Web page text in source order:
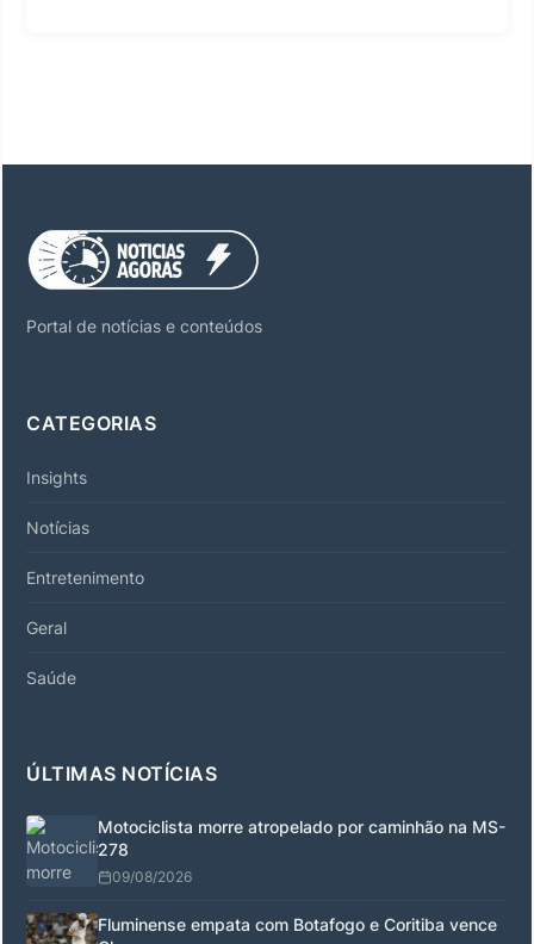
Portal de notícias e conteúdos
CATEGORIAS
Insights
Notícias
Entretenimento
Geral
Saúde
ÚLTIMAS NOTÍCIAS
Motociclista morre atropelado por caminhão na MS-
278
09/08/2026
Fluminense empata com Botafogo e Coritiba vence